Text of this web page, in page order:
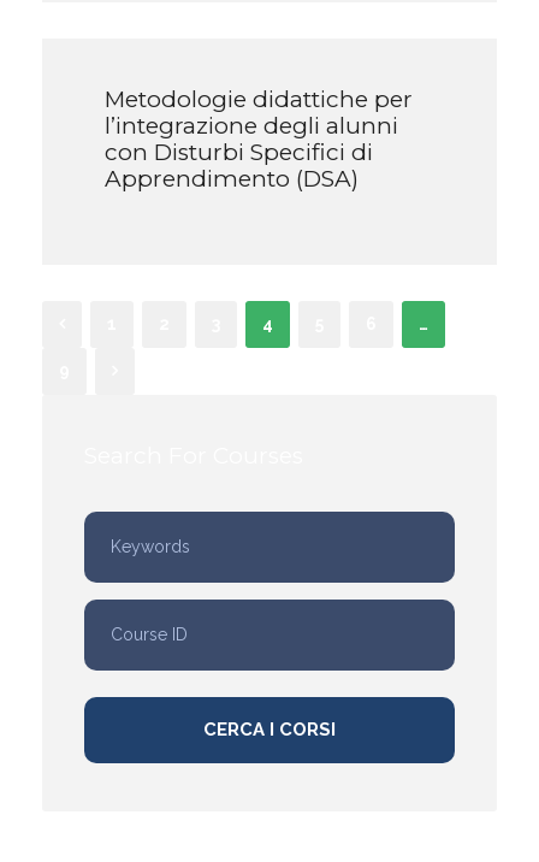
Metodologie didattiche per
l’integrazione degli alunni
con Disturbi Specifici di
Apprendimento (DSA)
4 …